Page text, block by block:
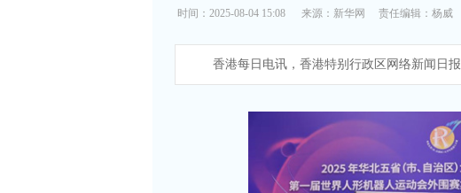
时间：2025-08-04 15:08 来源： 新华网 责任编辑：杨威
香港每日电讯，香港特别行政区网络新闻日报